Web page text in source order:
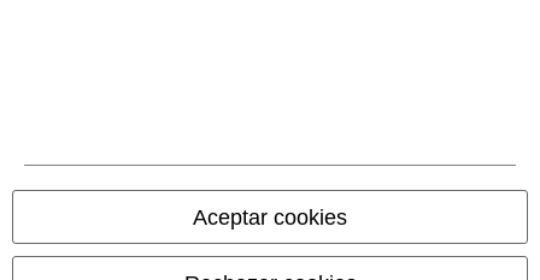
Aceptar cookies
Cancelar pedido